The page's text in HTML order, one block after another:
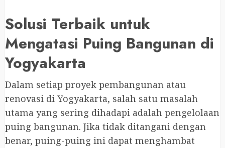
Solusi Terbaik untuk
Mengatasi Puing Bangunan di
Yogyakarta
Dalam setiap proyek pembangunan atau
renovasi di Yogyakarta, salah satu masalah
utama yang sering dihadapi adalah pengelolaan
puing bangunan. Jika tidak ditangani dengan
benar, puing-puing ini dapat menghambat